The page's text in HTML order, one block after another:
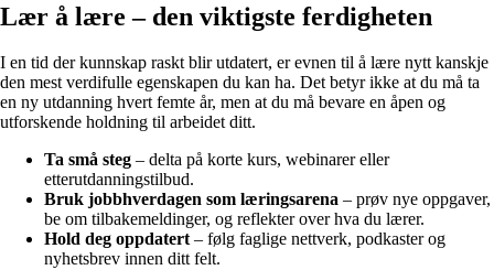
Lær å lære – den viktigste ferdigheten
I en tid der kunnskap raskt blir utdatert, er evnen til å lære nytt kanskje
den mest verdifulle egenskapen du kan ha. Det betyr ikke at du må ta
en ny utdanning hvert femte år, men at du må bevare en åpen og
utforskende holdning til arbeidet ditt.
Ta små steg – delta på korte kurs, webinarer eller
etterutdanningstilbud.
Bruk jobbhverdagen som læringsarena – prøv nye oppgaver,
be om tilbakemeldinger, og reflekter over hva du lærer.
Hold deg oppdatert– følg faglige nettverk, podkaster og
nyhetsbrev innen ditt felt.